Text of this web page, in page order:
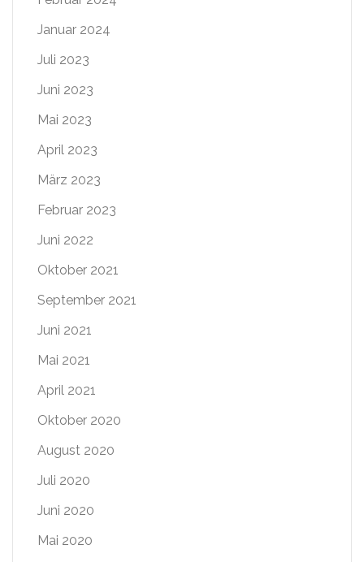
Januar 2024
Juli 2023
Juni 2023
Mai 2023
April 2023
März 2023
Februar 2023
Juni 2022
Oktober 2021
September 2021
Juni 2021
Mai 2021
April 2021
Oktober 2020
August 2020
Juli 2020
Juni 2020
Mai 2020